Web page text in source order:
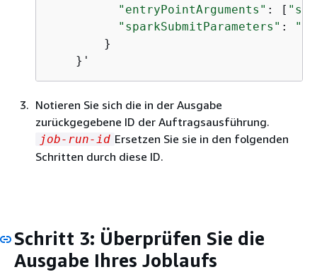
"entryPointArguments" : [
"sparkSubmitParameters" :
"--
        }
    }'
Notieren Sie sich die in der Ausgabe
zurückgegebene ID der Auftragsausführung.
job-run-id Ersetzen Sie sie in den folgenden
Schritten durch diese ID.
Schritt 3: Überprüfen Sie die
Ausgabe Ihres Joblaufs